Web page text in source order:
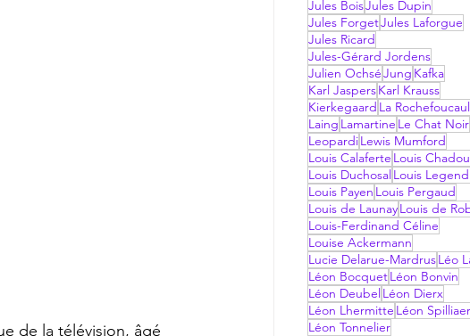
Jules BoisJules Dupin
Jules ForgetJules Laforgue
Jules Ricard
Jules-Gérard Jordens
Julien OchséJung Kafka
Karl JaspersKarl Krauss
Kierkegaard La
Laing Lamartine Le Chat Noir
LeopardiLewis Mumford
Louis Calaferte Louis
Louis Duchosal Louis
Louis Payen Louis Pergaud
Louis de LaunayLouis de
Louis-Ferdinand Céline
Louise Ackermann
Lucie Delarue-MardrusLéo
Léon BocquetLéon Bonvin
Léon Deubel Léon Dierx
Léon Lhermitte Léon
Léon Tonnelier